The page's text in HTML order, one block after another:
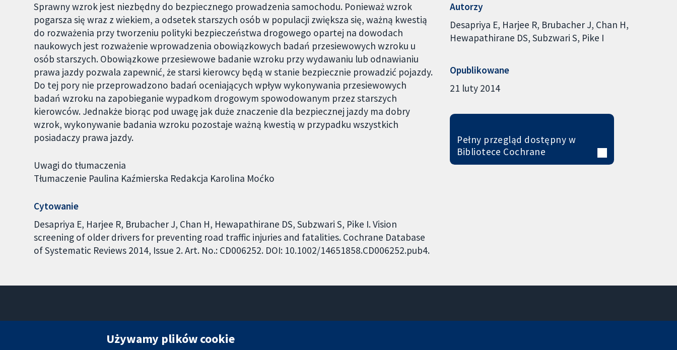
Sprawny wzrok jest niezbędny do bezpiecznego prowadzenia samochodu. Ponieważ wzrok
pogarsza się wraz z wiekiem, a odsetek starszych osób w populacji zwiększa się, ważną kwestią
do rozważenia przy tworzeniu polityki bezpieczeństwa drogowego opartej na dowodach
naukowych jest rozważenie wprowadzenia obowiązkowych badań przesiewowych wzroku u
osób starszych. Obowiązkowe przesiewowe badanie wzroku przy wydawaniu lub odnawianiu
prawa jazdy pozwala zapewnić, że starsi kierowcy będą w stanie bezpiecznie prowadzić pojazdy.
Do tej pory nie przeprowadzono badań oceniających wpływ wykonywania przesiewowych
badań wzroku na zapobieganie wypadkom drogowym spowodowanym przez starszych
kierowców. Jednakże biorąc pod uwagę jak duże znaczenie dla bezpiecznej jazdy ma dobry
wzrok, wykonywanie badania wzroku pozostaje ważną kwestią w przypadku wszystkich
posiadaczy prawa jazdy.
Uwagi do tłumaczenia
Tłumaczenie Paulina Kaźmierska Redakcja Karolina Moćko
Cytowanie
Desapriya E, Harjee R, Brubacher J, Chan H, Hewapathirane DS, Subzwari S, Pike I. Vision
screening of older drivers for preventing road traffic injuries and fatalities. Cochrane Database
of Systematic Reviews 2014, Issue 2. Art. No.: CD006252. DOI: 10.1002/14651858.CD006252.pub4.
Autorzy
Desapriya E Harjee R Brubacher J Chan H
Hewapathirane DS Subzwari S Pike I
Opublikowane
21 luty 2014
Pełny przegląd dostępny w
Bibliotece Cochrane
Londyn
Używamy plików cookie